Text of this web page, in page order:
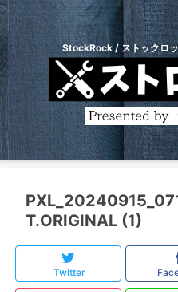
StockRock / ストックロ
T.ORIGINAL (1)
Twitter